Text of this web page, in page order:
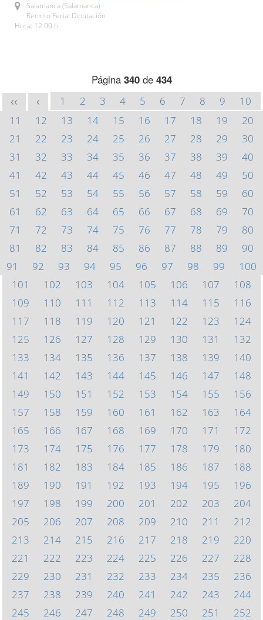
Salamanca (Salamanca)
Recinto Ferial Diputación
Hora: 12:00 h.
Página 340de 434
<< < 1 2 3 4 5 6 7 8 9
10
11
12 13 14 15 16 17 18 19
20
21
22 23 24 25 26 27 28 29
30
31
32 33 34 35 36 37 38 39
40
41
42 43 44 45 46 47 48 49
50
51
52 53 54 55 56 57 58 59
60
61
62 63 64 65 66 67 68 69
70
71
72 73 74 75 76 77 78 79
80
81
82 83 84 85 86 87 88 89
90
91
92 93 94 95 96 97 98 99
100
101
102 103 104 105 106 107
108
109
110 111 112 113 114 115
116
117
118 119 120 121 122 123
124
125
126 127 128 129 130 131
132
133
134 135 136 137 138 139
140
141
142 143 144 145 146 147
148
149
150 151 152 153 154 155
156
157
158 159 160 161 162 163
164
165
166 167 168 169 170 171
172
173
174 175 176 177 178 179
180
181
182 183 184 185 186 187
188
189
190 191 192 193 194 195
196
197
198 199 200 201 202 203
204
205
206 207 208 209 210 211
212
213
214 215 216 217 218 219
220
221
222 223 224 225 226 227
228
229
230 231 232 233 234 235
236
237
238 239 240 241 242 243
244
245
246 247 248 249 250 251
252